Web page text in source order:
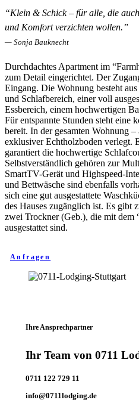
“Klein & Schick – für alle, die
und Komfort verzichten wollen.”
— Sonja Bauknecht
Durchdachtes Apartment im
zum Detail eingerichtet. Der
Eingang. Die Wohnung besteht
und Schlafbereich, einer voll
Essbereich, einem hochwertigen
Für entspannte Stunden steht eine
bereit. In der gesamten Wohnung
exklusiver Echtholzboden verlegt.
garantiert die hochwertige
Selbstverständlich gehören zur
SmartTV-Gerät und Highspeed-
und Bettwäsche sind ebenfalls
sich eine gut ausgestattete
des Hauses zugänglich ist. Es gibt
zwei Trockner (Geb.), die mit dem
ausgestattet sind.
Anfragen
Ihre Ansprechpartner
Ihr Team von 0711
0711 122 729 11
info@0711lodging.de